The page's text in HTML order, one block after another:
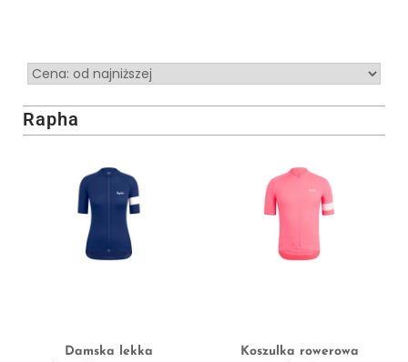
Sort Products
Rapha
Damska lekka
Koszulka rowerowa